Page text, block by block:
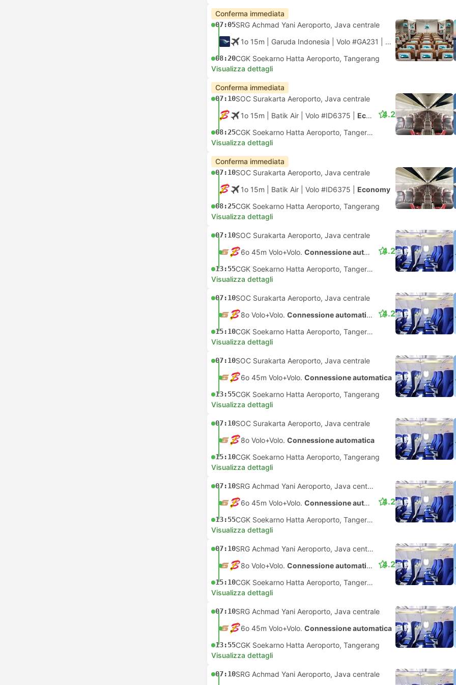
Conferma immediata
07:05SRG Achmad Yani Aeroporto, Java centrale
1o 15m | Garuda Indonesia Volo #GA231 Economy
08:20CGK Soekarno Hatta Aeroporto, Tangerang
Visualizza dettagli
Conferma immediata
07:10SOC Surakarta Aeroporto, Java centrale
1o 15m | Batik Air Volo #ID6375 Economy
08:25 CGK Soekarno Hatta Aeroporto, Tangerang
4.2
Visualizza dettagli
Conferma immediata
07:10SOC Surakarta Aeroporto, Java centrale
1o 15m | Batik Air Volo #ID6375 Economy
08:25CGK Soekarno Hatta Aeroporto, Tangerang
Visualizza dettagli
07:10SOC Surakarta Aeroporto, Java centrale
6o 45m Volo+Volo. Connessione automatica
13:55 CGK Soekarno Hatta Aeroporto, Tangerang
4.2
Visualizza dettagli
07:10SOC Surakarta Aeroporto, Java centrale
8o Volo+Volo. Connessione automatica
15:10 CGK Soekarno Hatta Aeroporto, Tangerang
4.2
Visualizza dettagli
07:10SOC Surakarta Aeroporto, Java centrale
6o 45m Volo+Volo. Connessione automatica
13:55CGK Soekarno Hatta Aeroporto, Tangerang
Visualizza dettagli
07:10SOC Surakarta Aeroporto, Java centrale
8o Volo+Volo. Connessione automatica
15:10CGK Soekarno Hatta Aeroporto, Tangerang
Visualizza dettagli
07:10
SRG Achmad Yani Aeroporto, Java centrale
6o 45m Volo+Volo. Connessione automatica
13:55 CGK Soekarno Hatta Aeroporto, Tangerang
4.2
Visualizza dettagli
07:10
SRG Achmad Yani Aeroporto, Java centrale
8o Volo+Volo. Connessione automatica
15:10 CGK Soekarno Hatta Aeroporto, Tangerang
4.2
Visualizza dettagli
07:10SRG Achmad Yani Aeroporto, Java centrale
6o 45m Volo+Volo. Connessione automatica
13:55CGK Soekarno Hatta Aeroporto, Tangerang
Visualizza dettagli
07:10SRG Achmad Yani Aeroporto, Java centrale